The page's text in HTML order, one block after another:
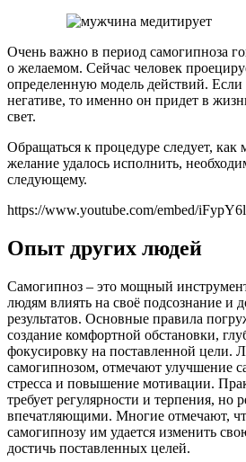
Очень важно в период самогипноза
о желаемом. Сейчас человек
определенную модель действий. Если
негативе, то именно он придет в
свет.
Обращаться к процедуре следует,
желание удалось исполнить,
следующему.
https://www.youtube.com/embed/
Опыт других людей
Самогипноз – это мощный
людям влиять на своё подсознание и
результатов. Основные правила
создание комфортной обстановки,
фокусировку на поставленной цели.
самогипнозом, отмечают улучшение
стресса и повышение мотивации.
требует регулярности и терпения, но
впечатляющими. Многие отмечают,
самогипнозу им удается изменить
достичь поставленных целей.